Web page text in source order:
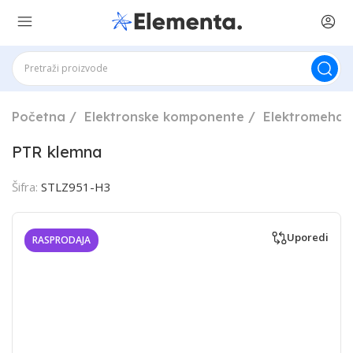
Početna Elektronske komponente
PTR klemna
Šifra: STLZ951-H3
RASPRODAJA Uporedi